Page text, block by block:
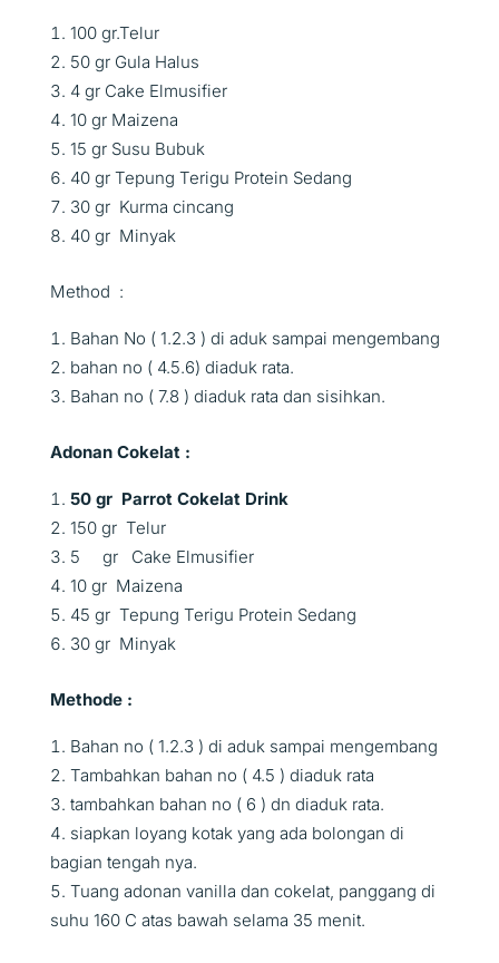
100 gr.Telur
50 gr Gula Halus
4 gr Cake Elmusifier
10 gr Maizena
15 gr Susu Bubuk
40 gr Tepung Terigu Protein Sedang
30 gr Kurma cincang
40 gr Minyak
Method :
Bahan No ( 1.2.3 ) di aduk sampai mengembang
bahan no ( 4.5.6) diaduk rata.
Bahan no ( 7.8 ) diaduk rata dan sisihkan.
Adonan Cokelat :
50 gr Parrot Cokelat Drink
150 gr Telur
5 gr Cake Elmusifier
10 gr Maizena
45 gr Tepung Terigu Protein Sedang
30 gr Minyak
Methode :
Bahan no ( 1.2.3 ) di aduk sampai mengembang
Tambahkan bahan no ( 4.5 ) diaduk rata
tambahkan bahan no ( 6 ) dn diaduk rata.
siapkan loyang kotak yang ada bolongan di
bagian tengah nya.
Tuang adonan vanilla dan cokelat, panggang di
suhu 160 C atas bawah selama 35 menit.